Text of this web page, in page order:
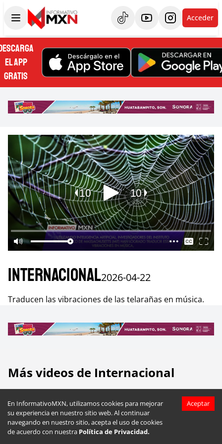
En InformativoMXN, utilizamos cookies para mejorar
su experiencia en nuestro sitio web. Al continuar
navegando en nuestro sitio, acepta el uso de cookies
de acuerdo con nuestra Política de Privacidad.
Aceptar
Acceder
EL APP
GRATIS
Internacional2026-04-22
Traducen las vibraciones de las telarañas en música.
Más videos de Internacional